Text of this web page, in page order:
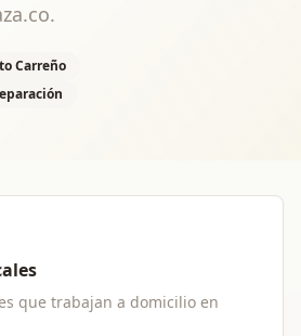
Carreño
que trabajan a domicilio en